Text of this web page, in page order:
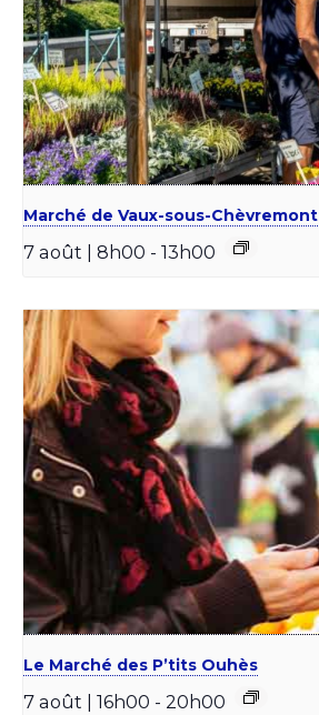
Marché de Vaux-sous-Chèvremont
7 août | 8h00 - 13h00
Le Marché des P’tits Ouhès
7 août | 16h00 - 20h00